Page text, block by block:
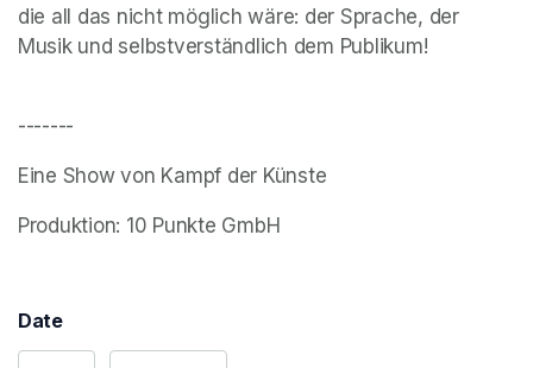
die all das nicht möglich wäre: der Sprache, der
-------
Eine Show von Kampf der Künste
Produktion: 10 Punkte GmbH
Date